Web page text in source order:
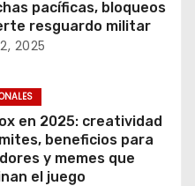
pacíficas, bloqueos
resguardo militar
2025
en 2025: creatividad
beneficios para
y memes que
el juego